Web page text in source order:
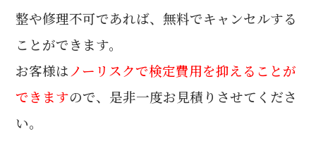
整や修理不可であれば、無料でキャンセルする
ことができます。
お客様は ノーリスクで検定費用を抑えることが
できますので、是非一度お見積りさせてくださ
い。